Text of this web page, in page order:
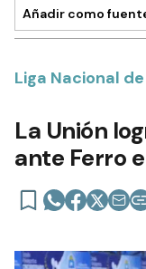
Añadir como
Liga Nacional
La Unión
ante Ferro